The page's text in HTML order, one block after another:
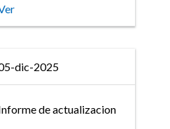
de 29
Market y
dic-2025
de actualizacion